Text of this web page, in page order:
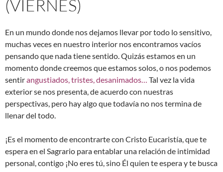
(VIERNES)
En un mundo donde nos dejamos llevar por todo lo sensitivo,
muchas veces en nuestro interior nos encontramos vacíos
pensando que nada tiene sentido. Quizás estamos en un
momento donde creemos que estamos solos, o nos podemos
sentirangustiados, tristes, desanimados… Tal vez la vida
exterior se nos presenta, de acuerdo con nuestras
perspectivas, pero hay algo que todavía no nos termina de
llenar del todo.
¡Es el momento de encontrarte con Cristo Eucaristía, que te
espera en el Sagrario para entablar una relación de intimidad
personal, contigo ¡No eres tú, sino Él quien te espera y te busca